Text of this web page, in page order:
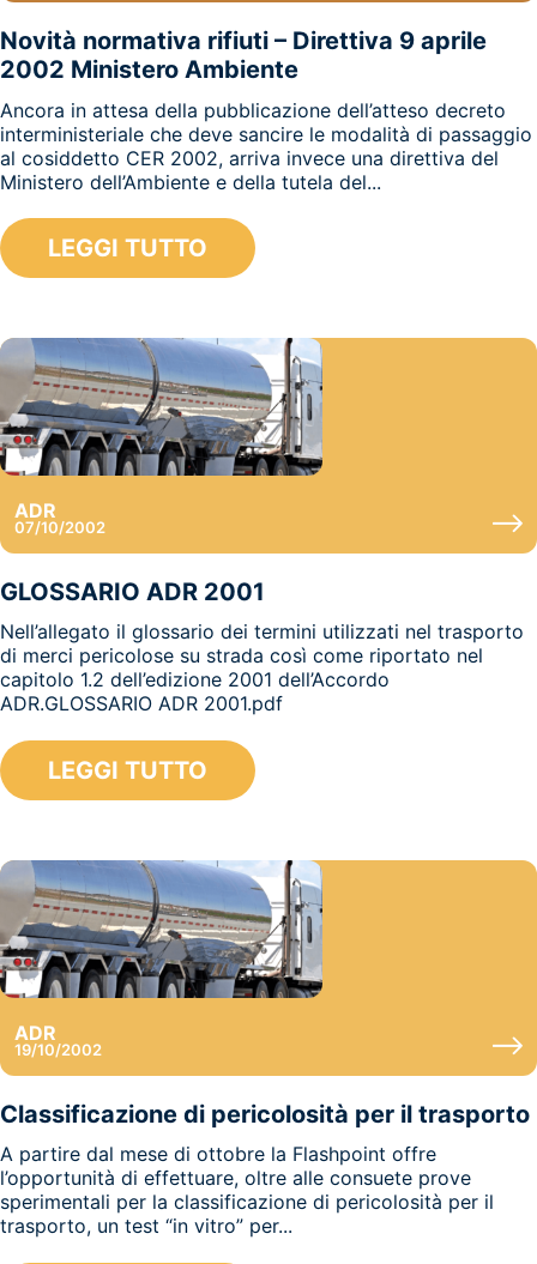
Novità normativa rifiuti – Direttiva 9 aprile
2002 Ministero Ambiente
Ancora in attesa della pubblicazione dell’atteso decreto
interministeriale che deve sancire le modalità di passaggio
al cosiddetto CER 2002, arriva invece una direttiva del
Ministero dell’Ambiente e della tutela del...
LEGGI TUTTO
ADR
07/10/2002
GLOSSARIO ADR 2001
Nell’allegato il glossario dei termini utilizzati nel trasporto
di merci pericolose su strada così come riportato nel
capitolo 1.2 dell’edizione 2001 dell’Accordo
ADR.GLOSSARIO ADR 2001.pdf
LEGGI TUTTO
ADR
19/10/2002
Classificazione di pericolosità per il trasporto
A partire dal mese di ottobre la Flashpoint offre
l’opportunità di effettuare, oltre alle consuete prove
sperimentali per la classificazione di pericolosità per il
trasporto, un test “in vitro” per...